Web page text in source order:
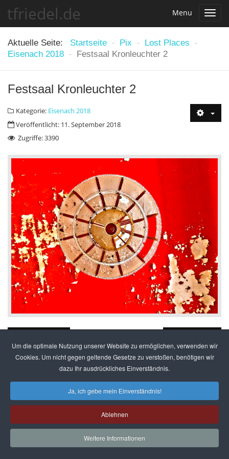
tfriedel.de Menu
Aktuelle Seite:
Startseite - Pix - Lost Places
-
Eisenach 2018 - Festsaal Kronleuchter 2
Festsaal Kronleuchter 2
Kategorie: Eisenach 2018
Veröffentlicht: 11. September 2018
Zugriffe: 3390
© 2026FavThemes
© 2016 - alle Inhalte und Bilder (soweit nicht anders
angegeben) beimSeitenbetreiber
Danke anFavThemesfür dieses Template
Um die optimale Nutzung unserer Website zu ermöglichen, verwenden wir
Cookies. Um nicht gegen geltende Gesetze zu verstoßen, benötigen wir
dazu Ihr ausdrückliches Einverständnis.
Ja, ich gebe mein Einverständnis!
Ablehnen
Weitere Informationen